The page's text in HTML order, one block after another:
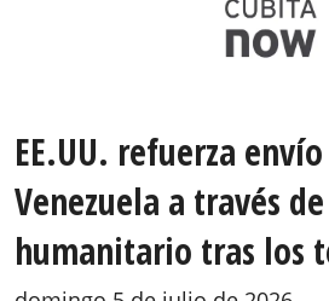
EE.UU. refuerza
Venezuela a través
humanitario tras los